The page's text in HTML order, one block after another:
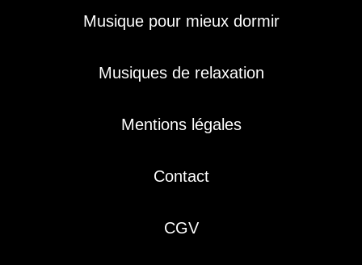
Musique pour mieux dormir
Musiques de relaxation
Mentions légales
Contact
CGV